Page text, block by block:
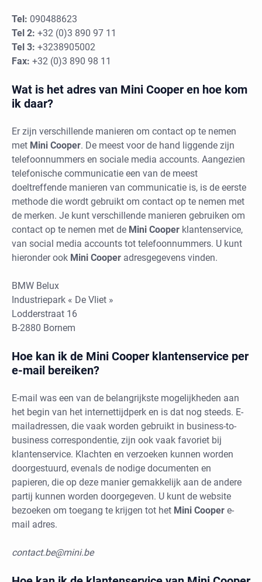
Tel: 090488623
Tel 2: +32 (0)3 890 97 11
Tel 3: +3238905002
Fax: +32 (0)3 890 98 11
Wat is het adres van Mini Cooper en hoe kom
ik daar?
Er zijn verschillende manieren om contact op te nemen
met Mini Cooper. De meest voor de hand liggende zijn
telefoonnummers en sociale media accounts. Aangezien
telefonische communicatie een van de meest
doeltreffende manieren van communicatie is, is de eerste
methode die wordt gebruikt om contact op te nemen met
de merken. Je kunt verschillende manieren gebruiken om
contact op te nemen met de Mini Cooper klantenservice,
van social media accounts tot telefoonnummers. U kunt
hieronder ook Mini Cooper adresgegevens vinden.
BMW Belux
Industriepark « De Vliet »
Lodderstraat 16
B-2880 Bornem
Hoe kan ik de Mini Cooper klantenservice per
e-mail bereiken?
E-mail was een van de belangrijkste mogelijkheden aan
het begin van het internettijdperk en is dat nog steeds. E-
mailadressen, die vaak worden gebruikt in business-to-
business correspondentie, zijn ook vaak favoriet bij
klantenservice. Klachten en verzoeken kunnen worden
doorgestuurd, evenals de nodige documenten en
papieren, die op deze manier gemakkelijk aan de andere
partij kunnen worden doorgegeven. U kunt de website
bezoeken om toegang te krijgen tot het Mini Cooper e-
mail adres.
contact.be@mini.be